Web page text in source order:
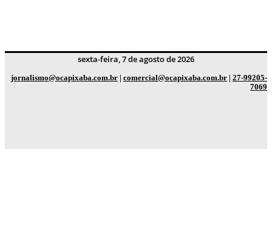
sexta-feira, 7 de agosto de 2026
jornalismo@ocapixaba.com.br | comercial@ocapixaba.com.br | 27-99205-
7069